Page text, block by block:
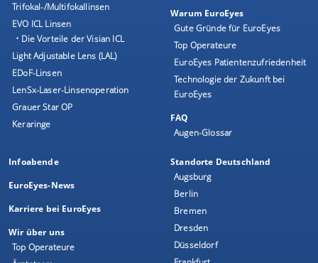
Trifokal-/Multifokallinsen
EVO ICL Linsen
• Die Vorteile der Visian ICL
Light Adjustable Lens (LAL)
EDoF-Linsen
LenSx-Laser-Linsenoperation
Grauer Star OP
Keraringe
Warum EuroEyes
Gute Gründe für EuroEyes
Top Operateure
EuroEyes Patientenzufriedenheit
Technologie der Zukunft bei
EuroEyes
FAQ
Augen-Glossar
Infoabende
EuroEyes-News
Karriere bei EuroEyes
Wir über uns
Top Operateure
Standorte Deutschland
Augsburg
Berlin
Bremen
Dresden
Düsseldorf